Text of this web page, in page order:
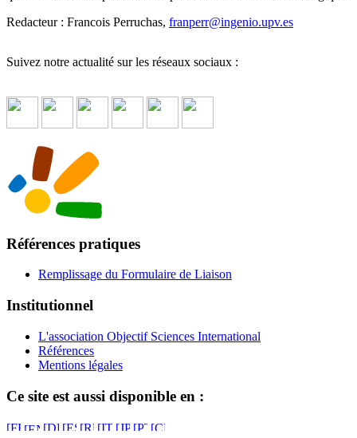
Redacteur : Francois Perruchas, franperr@ingenio.upv.es
Suivez notre actualité sur les réseaux sociaux :
Références pratiques
Remplissage du Formulaire de Liaison
Institutionnel
L'association Objectif Sciences International
Références
Mentions légales
Ce site est aussi disponible en :